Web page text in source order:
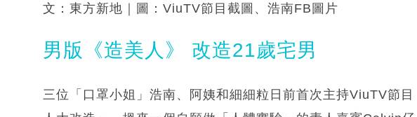
文：東方新地｜圖：ViuTV節目截圖、浩南FB圖片
男版《造美人》 改造21歲宅男
三位「口罩小姐」浩南、阿姨和細細粒日前首次主持ViuTV節